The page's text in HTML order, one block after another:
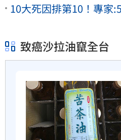
10大死因排第10！專家
致癌沙拉油竄全台